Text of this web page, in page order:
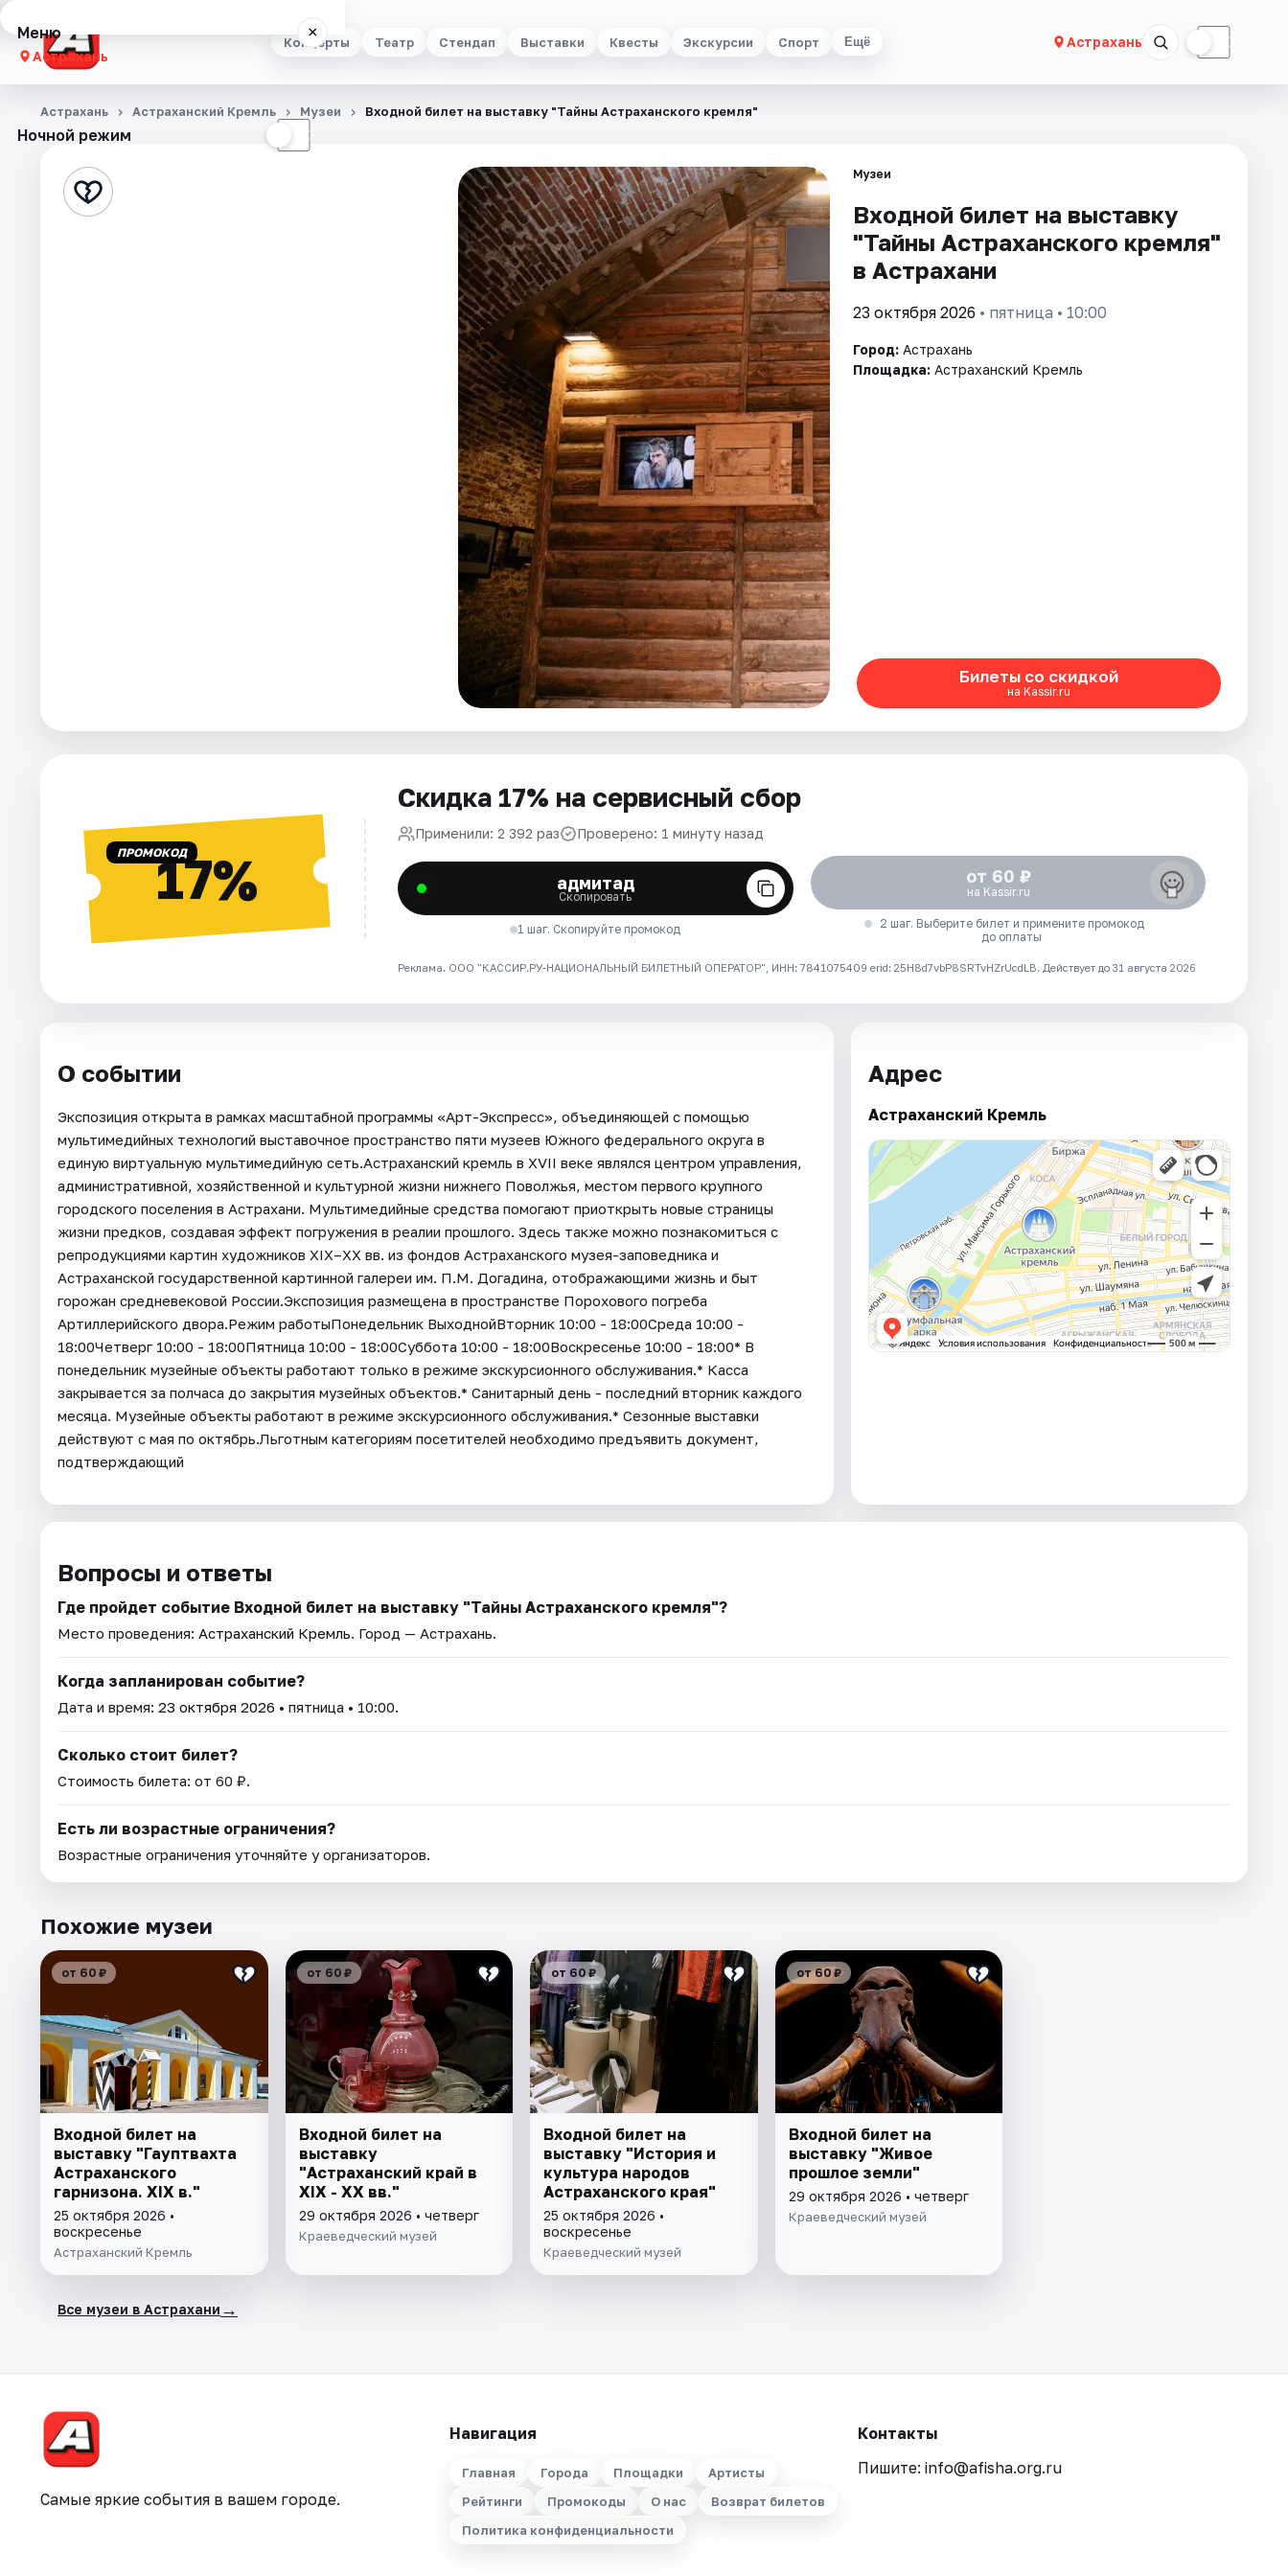
Концерты Театр Стендап Выставки Квесты Экскурсии Спорт Ещё Астрахань ☾
Меню ×
Астрахань
Концерты
Стендап
Ночной режим ☾
Астрахань Астраханский Кремль Музеи Входной билет на выставку "Тайны Астраханского кремля"
Музеи
Входной билет на выставку
"Тайны Астраханского кремля"
в Астрахани
23 октября 2026 • пятница • 10:00
Город: Астрахань
Площадка: Астраханский Кремль
Билеты со скидкой
на Kassir.ru
ПРОМОКОД17%
Скидка 17% на сервисный сбор
Применили: 2 392 раз Проверено: 1 минуту назад
адмитад
Скопировать
1 шаг. Скопируйте промокод
от 60 ₽
на Kassir.ru
2 шаг. Выберите билет и примените промокод
до оплаты
Реклама. ООО "КАССИР.РУ-НАЦИОНАЛЬНЫЙ БИЛЕТНЫЙ ОПЕРАТОР", ИНН: 7841075409 erid: 25H8d7vbP8SRTvHZrUcdLB. Действует до 31 августа 2026
О событии
Экспозиция открыта в рамках масштабной программы «Арт-Экспресс», объединяющей с помощью
мультимедийных технологий выставочное пространство пяти музеев Южного федерального округа в
единую виртуальную мультимедийную сеть.Астраханский кремль в XVII веке являлся центром управления,
административной, хозяйственной и культурной жизни нижнего Поволжья, местом первого крупного
городского поселения в Астрахани. Мультимедийные средства помогают приоткрыть новые страницы
жизни предков, создавая эффект погружения в реалии прошлого. Здесь также можно познакомиться с
репродукциями картин художников XIX–XX вв. из фондов Астраханского музея-заповедника и
Астраханской государственной картинной галереи им. П.М. Догадина, отображающими жизнь и быт
горожан средневековой России.Экспозиция размещена в пространстве Порохового погреба
Артиллерийского двора.Режим работыПонедельник ВыходнойВторник 10:00 - 18:00Среда 10:00 -
18:00Четверг 10:00 - 18:00Пятница 10:00 - 18:00Суббота 10:00 - 18:00Воскресенье 10:00 - 18:00* В
понедельник музейные объекты работают только в режиме экскурсионного обслуживания.* Касса
закрывается за полчаса до закрытия музейных объектов.* Санитарный день - последний вторник каждого
месяца. Музейные объекты работают в режиме экскурсионного обслуживания.* Cезонные выставки
действуют с мая по октябрь.Льготным категориям посетителей необходимо предъявить документ,
подтверждающий
Адрес
Астраханский Кремль
Вопросы и ответы
Где пройдет событие Входной билет на выставку "Тайны Астраханского кремля"?
Место проведения: Астраханский Кремль. Город — Астрахань.
Когда запланирован событие?
Дата и время: 23 октября 2026 • пятница • 10:00.
Сколько стоит билет?
Стоимость билета: от 60 ₽.
Есть ли возрастные ограничения?
Возрастные ограничения уточняйте у организаторов.
Похожие музеи
от 60 ₽
Входной билет на
выставку "Гауптвахта
Астраханского
гарнизона. XIX в."
25 октября 2026 •
воскресенье
Астраханский Кремль
от 60 ₽
Входной билет на
выставку
"Астраханский край в
XIX - XX вв."
29 октября 2026 • четверг
Краеведческий музей
от 60 ₽
Входной билет на
выставку "История и
культура народов
Астраханского края"
25 октября 2026 •
воскресенье
Краеведческий музей
от 60 ₽
Входной билет на
выставку "Живое
прошлое земли"
29 октября 2026 • четверг
Краеведческий музей
Все музеи в Астрахани →
Самые яркие события в вашем городе.
Навигация
Главная Города Площадки
Артисты
Рейтинги
Промокоды О нас
Возврат билетов
Политика конфиденциальности
Контакты
Пишите: info@afisha.org.ru